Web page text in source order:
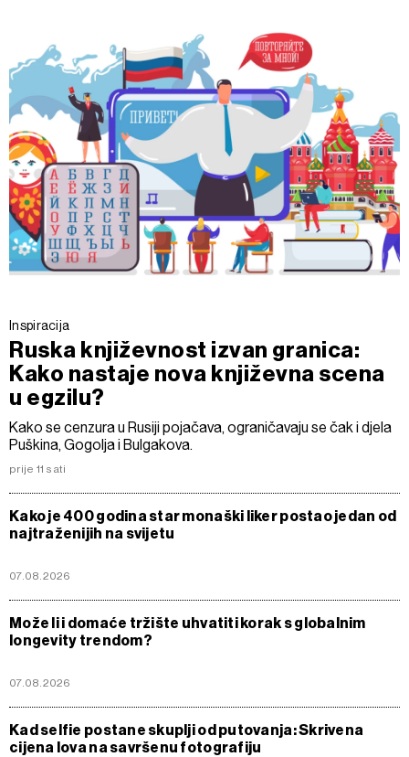
Inspiracija
Ruska književnost izvan granica:
Kako nastaje nova književna scena
u egzilu?
Kako se cenzura u Rusiji pojačava, ograničavaju se čak i djela
Puškina, Gogolja i Bulgakova.
prije 11 sati
Kako je 400 godina star monaški liker postao jedan od
najtraženijih na svijetu
07.08.2026
Može li i domaće tržište uhvatiti korak s globalnim
longevity trendom?
07.08.2026
Kad selfie postane skuplji od putovanja: Skrivena
cijena lova na savršenu fotografiju